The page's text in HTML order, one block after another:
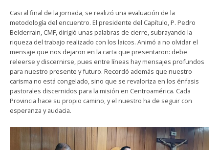
Casi al final de la jornada, se realizó una evaluación de la
metodología del encuentro. El presidente del Capítulo, P. Pedro
Belderrain, CMF, dirigió unas palabras de cierre, subrayando la
riqueza del trabajo realizado con los laicos. Animó a no olvidar el
mensaje que nos dejaron en la carta que presentaron: debe
releerse y discernirse, pues entre líneas hay mensajes profundos
para nuestro presente y futuro. Recordó además que nuestro
carisma no está congelado, sino que se revaloriza en los énfasis
pastorales discernidos para la misión en Centroamérica. Cada
Provincia hace su propio camino, y el nuestro ha de seguir con
esperanza y audacia.